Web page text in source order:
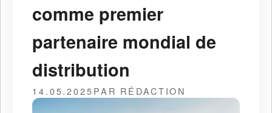
comme premier
partenaire mondial de
distribution
14.05.2025PAR RÉDACTION